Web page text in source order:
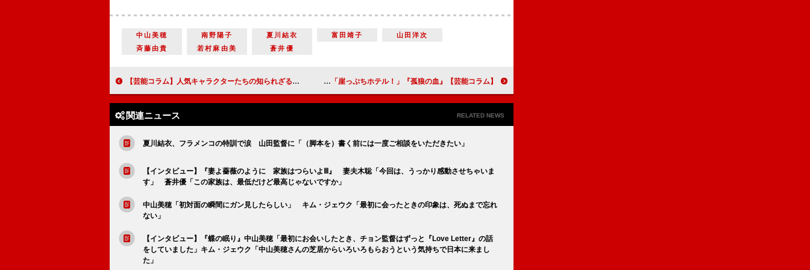
中山美穂 南野陽子 夏川結衣 富田靖子
山田洋次
斉藤由貴
若村麻由美 蒼井優
【芸能コラム】人気キャラクターたちの知られざる過去を解き明かす群像劇 『機動戦士ガンダム THE ORIGIN 誕生 赤い彗星』 【芸能コラム】中村倫也 変幻自在に進化し続ける俳優 「半分、青い。」「崖っぷちホテル！」『孤狼の血』
関連ニュース RELATED NEWS
夏川結衣、フラメンコの特訓で涙 山田監督に「（脚本を）書く前には一度ご相談をいただきたい」
【インタビュー】『妻よ薔薇のように 家族はつらいよⅢ』 妻夫木聡「今回は、うっかり感動させちゃいま
す」 蒼井優「この家族は、最低だけど最高じゃないですか」
中山美穂「初対面の瞬間にガン見したらしい」 キム・ジェウク「最初に会ったときの印象は、死ぬまで忘れ
ない」
【インタビュー】『蝶の眠り』中山美穂「最初にお会いしたとき、チョン監督はずっと『Love Letter』の話
をしていました」キム・ジェウク「中山美穂さんの芝居からいろいろもらおうという気持ちで日本に来まし
た」